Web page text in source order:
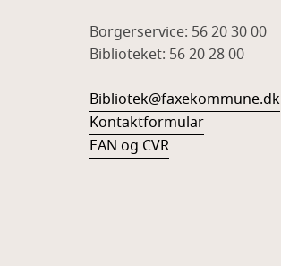
Borgerservice: 56 20 30 00
Biblioteket: 56 20 28 00
Bibliotek@faxekommune.dk
Kontaktformular
EAN og CVR